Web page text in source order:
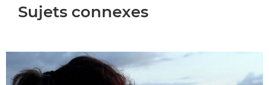
Sujets connexes